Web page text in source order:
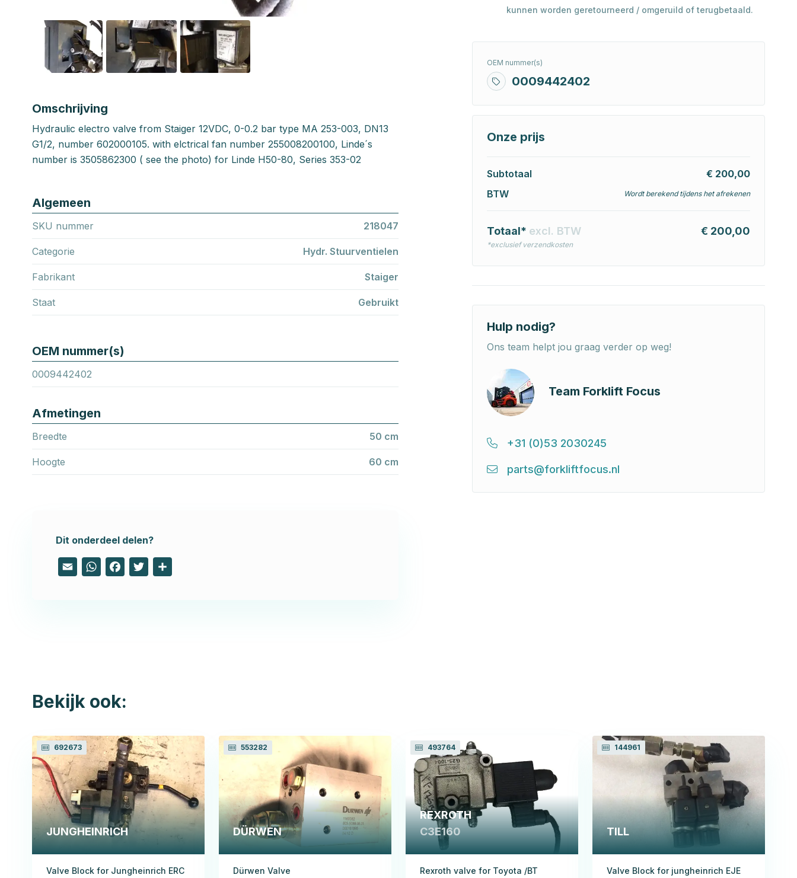
kunnen worden geretourneerd / omgeruild of terugbetaald.
OEM nummer(s)
0009442402
Onze prijs
Subtotaal
€ 200,00
BTW
Wordt berekend tijdens het afrekenen
Totaal* excl. BTW
*exclusief verzendkosten
€ 200,00
Hulp nodig?
Ons team helpt jou graag verder op weg!
Team Forklift Focus
+31 (0)53 2030245
parts@forkliftfocus.nl
Omschrijving
Hydraulic electro valve from Staiger 12VDC, 0-0.2 bar type MA 253-003, DN13
G1/2, number 602000105. with elctrical fan number 255008200100, Linde´s
number is 3505862300 ( see the photo) for Linde H50-80, Series 353-02
Algemeen
SKU nummer 218047
Categorie Hydr. Stuurventielen
Fabrikant Staiger
Staat Gebruikt
OEM nummer(s)
0009442402
Afmetingen
Breedte 50 cm
Hoogte 60 cm
Dit onderdeel delen?
Email WhatsApp
FacebookTwitter
Bekijk ook:
692673
JUNGHEINRICH
Valve Block for Jungheinrich ERC
553282
DÜRWEN
Dürwen Valve
493764
REXROTH
C3E160
Rexroth valve for Toyota /BT
144961
TILL
Valve Block for jungheinrich EJE